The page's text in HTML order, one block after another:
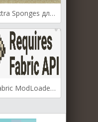
Extra Sponges для Майнкрафт [1.19.4, 1.19.3, 1.19.2]
Fabric ModLoader для Майнкрафт [1.14.4, 1.15, 1.15.1, 1.15.2]